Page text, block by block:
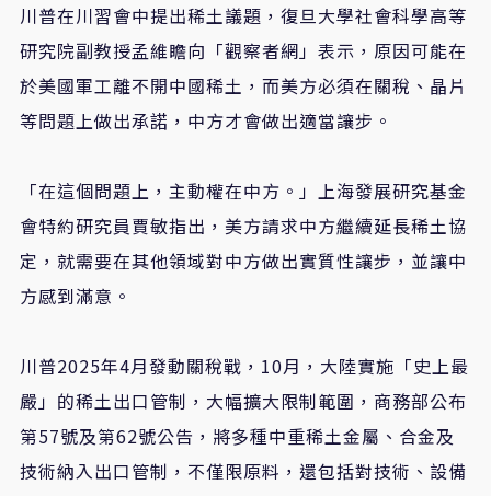
川普在川習會中提出稀土議題，復旦大學社會科學高等
研究院副教授孟維瞻向「觀察者網」表示，原因可能在
於美國軍工離不開中國稀土，而美方必須在關稅、晶片
等問題上做出承諾，中方才會做出適當讓步。
「在這個問題上，主動權在中方。」上海發展研究基金
會特約研究員賈敏指出，美方請求中方繼續延長稀土協
定，就需要在其他領域對中方做出實質性讓步，並讓中
方感到滿意。
川普2025年4月發動關稅戰， 10月，大陸實施「史上最
嚴」的稀土出口管制，大幅擴大限制範圍，商務部公布
第57號及第62號公告，將多種中重稀土金屬、合金及
技術納入出口管制，不僅限原料，還包括對技術、設備